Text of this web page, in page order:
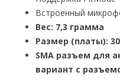
Встроенный
Вес: 7,3 грамма
Размер (платы):
SMA разъем для
вариант с